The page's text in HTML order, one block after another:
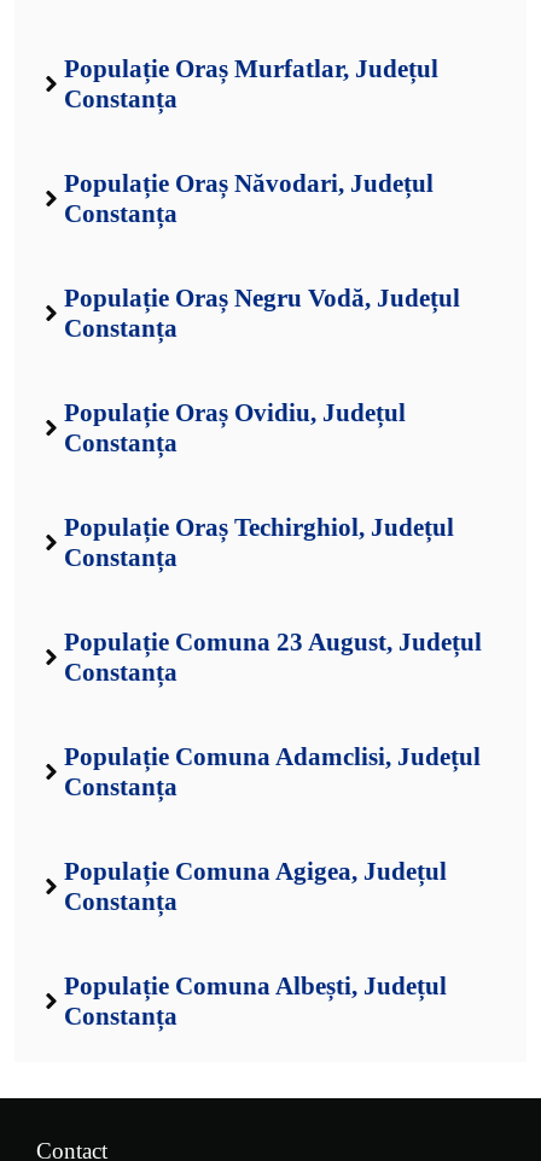
Populație Oraș Murfatlar, Județul
Constanța
Populație Oraș Năvodari, Județul
Constanța
Populație Oraș Negru Vodă, Județul
Constanța
Populație Oraș Ovidiu, Județul
Constanța
Populație Oraș Techirghiol, Județul
Constanța
Populație Comuna 23 August, Județul
Constanța
Populație Comuna Adamclisi, Județul
Constanța
Populație Comuna Agigea, Județul
Constanța
Populație Comuna Albești, Județul
Constanța
Contact